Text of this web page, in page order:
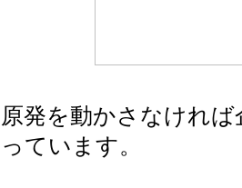
原発を動かさなけれ
っています。